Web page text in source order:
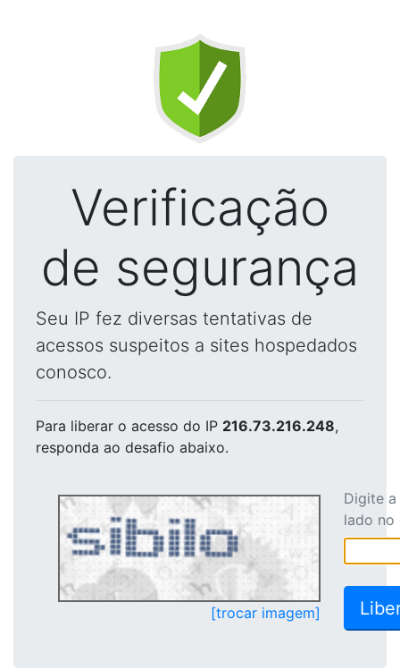
Verificação
de segurança
Seu IP fez diversas tentativas de
acessos suspeitos a sites hospedados
conosco.
Para liberar o acesso do IP 216.73.216.248,
responda ao desafio abaixo.
[trocar imagem]
Digite
lado no